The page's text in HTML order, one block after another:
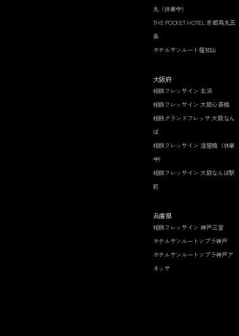
丸（休業中）
THE POCKET HOTEL 京都烏丸五
条
ホテルサンルート福知山
大阪府
相鉄フレッサイン 北浜
相鉄フレッサイン 大阪心斎橋
相鉄グランドフレッサ 大阪なん
ば
相鉄フレッサイン 淀屋橋（休業
中）
相鉄フレッサイン 大阪なんば駅
前
兵庫県
相鉄フレッサイン 神戸三宮
ホテルサンルートソプラ神戸
ホテルサンルートソプラ神戸ア
ネッサ